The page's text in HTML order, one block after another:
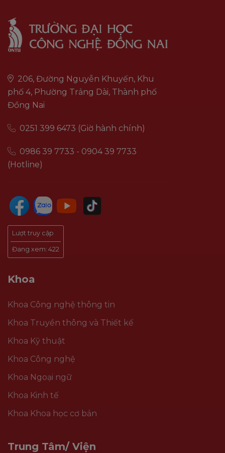
206, Đường Nguyễn Khuyến, Khu
phố 4, Phường Trảng Dài, Thành phố
Đồng Nai
0251 399 6473 (Giờ hành chính)
0986 39 7733 - 0904 39 7733
(Hotline)
Lượt truy cập
Đang xem: 422
Khoa
Khoa Công nghệ thông tin
Khoa Truyền thông và Thiết kế
Khoa Kỹ thuật
Khoa Công nghệ
Khoa Ngoại ngữ
Khoa Kinh tế
Khoa Khoa học cơ bản
Trung Tâm/ Viện